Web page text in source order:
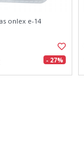
onlex e-14
- 27%